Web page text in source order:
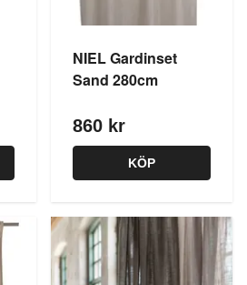
NIEL Gardinset
Sand 280cm
860 kr
KÖP